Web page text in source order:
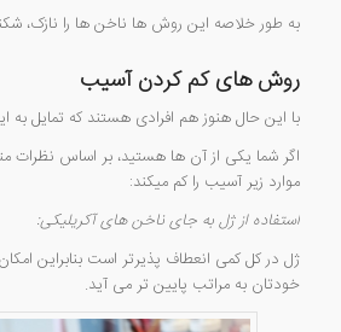
به طور خلاصه این روش ها ناخن ها را نازک،
روش های کم کردن آسیب
با این حال هنوز هم افرادی هستند که تمایل به
اگر شما یکی از آن ها هستید، بر اساس
موارد زیر آسیب را کم میکند:
استفاده از ژل به جای ناخن های آکریلیکی:
ژل در کل کمی انعطاف پذیرتر است بنابراین
خودتان به مراتب پایین تر می آید.